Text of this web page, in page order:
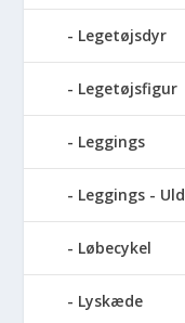
Legetøjsdyr
Legetøjsfigur
Leggings
Leggings - Uld
Løbecykel
Lyskæde